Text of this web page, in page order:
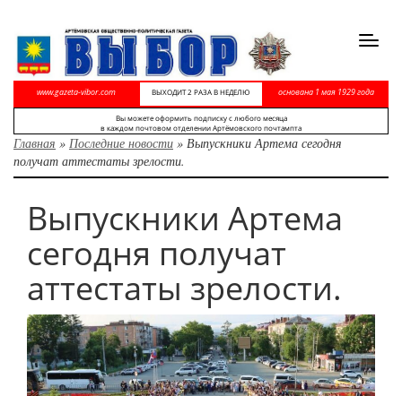
www.gazeta-vibor.com ВЫХОДИТ 2 РАЗА В НЕДЕЛЮ основана 1 мая 1929 года
Вы можете оформить подписку с любого месяца
в каждом почтовом отделении Артёмовского почтампта
Главная » Последние новости » Выпускники Артема сегодня
получат аттестаты зрелости.
Выпускники Артема
сегодня получат
аттестаты зрелости.